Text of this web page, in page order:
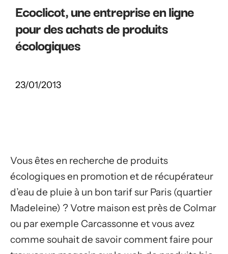
Ecoclicot, une entreprise en ligne
pour des achats de produits
écologiques
23/01/2013
Vous êtes en recherche de produits
écologiques en promotion et de récupérateur
d’eau de pluie à un bon tarif sur Paris (quartier
Madeleine) ? Votre maison est près de Colmar
ou par exemple Carcassonne et vous avez
comme souhait de savoir comment faire pour